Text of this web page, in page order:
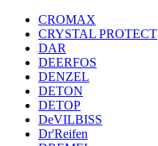
CROMAX
CRYSTAL PROTECT
DAR
DEERFOS
DENZEL
DETON
DETOP
DeVILBISS
Dr'Reifen